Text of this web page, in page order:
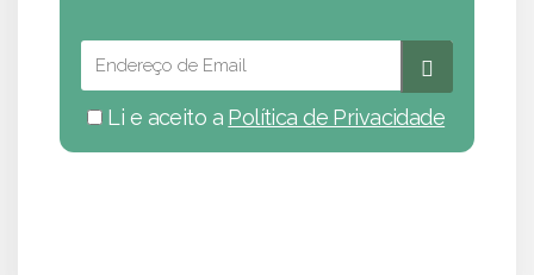
Li e aceito a Política de Privacidade